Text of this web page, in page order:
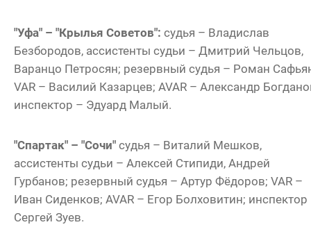
"Уфа" – "Крылья Советов": судья – Владислав
Безбородов, ассистенты судьи – Дмитрий Чельцов,
Варанцо Петросян; резервный судья – Роман
VAR – Василий Казарцев; AVAR – Александр
инспектор – Эдуард Малый.
"Спартак" – "Сочи" судья – Виталий Мешков,
ассистенты судьи – Алексей Стипиди, Андрей
Гурбанов; резервный судья – Артур Фёдоров; VAR –
Иван Сиденков; AVAR – Егор Болховитин; инспектор
Сергей Зуев.